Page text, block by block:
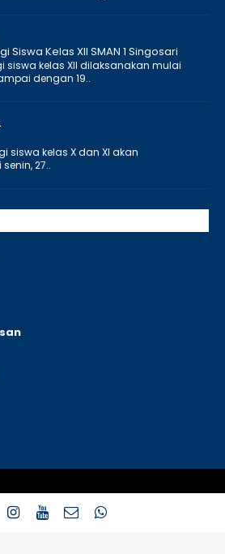
Kelas XII SMAN 1 Singosari
siswa kelas XII dilaksanakan mulai
dengan 19..
siswa kelas X dan XI akan
27..